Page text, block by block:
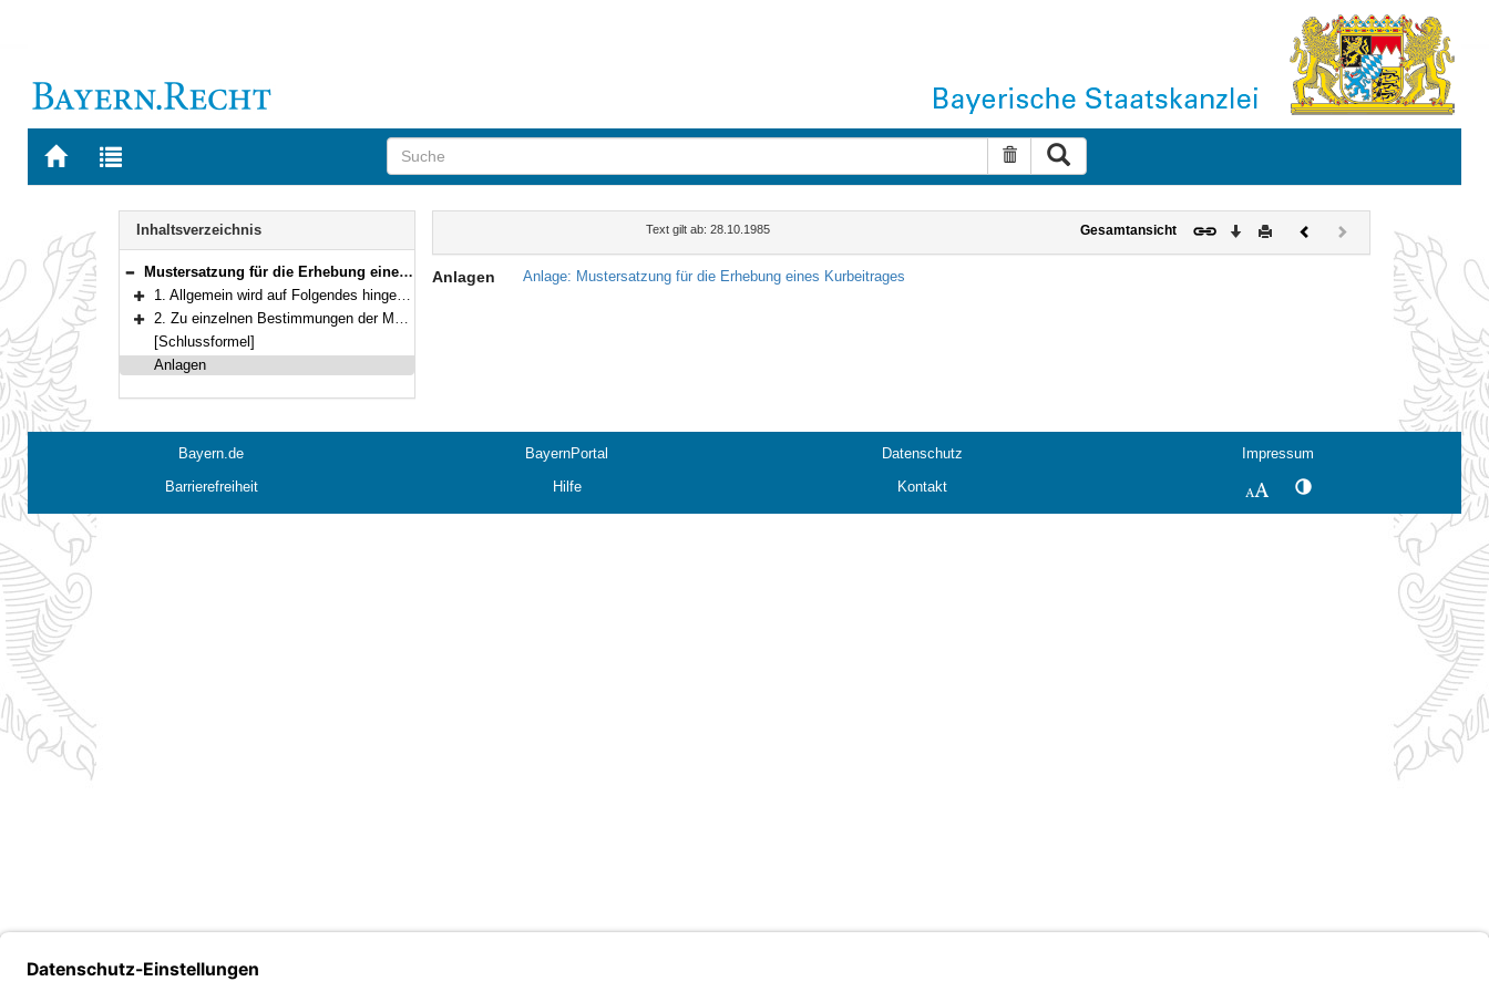
Zur
BAYERN.RECHT
Zur
letzten
Suche zurücksetzen
Navigation
Inhaltsverzeichnis
Bereich reduzieren
Mustersatzung für die Erhebung eines Kurbeitrages
Bereich erweitern
1. Allgemein wird auf Folgendes hingewiesen:
Bereich erweitern
2. Zu einzelnen Bestimmungen der Mustersatzung wird Folgendes bemerkt:
[Schlussformel]
Anlagen
Text gilt ab: 28.10.1985 Gesamtansicht Download
DruckenVorherigesNächstes
Dokument
(inaktiv)
Anlagen Anlage: Mustersatzung für die Erhebung eines Kurbeitrages
Bayern.de BayernPortal Datenschutz
Impressum
Barrierefreiheit
Hilfe Kontakt SchriftgrößeKontrastwechsel